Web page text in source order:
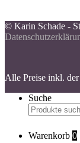
© Karin Schade -
Alle Preise inkl.
Suche
Suchen
nach:
Warenkorb 0